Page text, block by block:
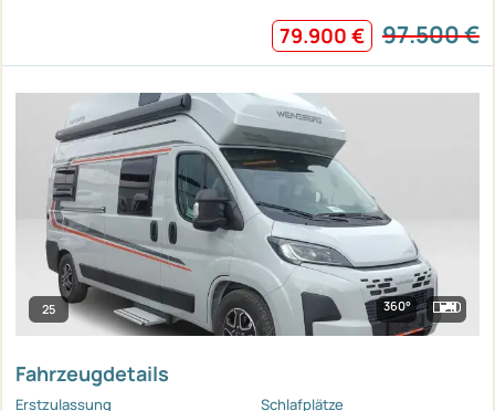
79.900 € 97.500 €
25 360°
Fahrzeugdetails
Erstzulassung Schlafplätze